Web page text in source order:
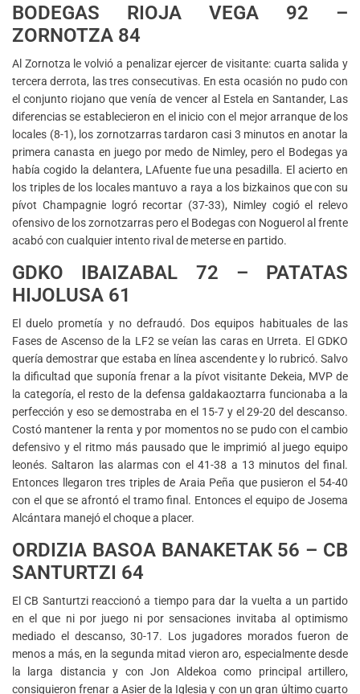
BODEGAS RIOJA VEGA 92 –
ZORNOTZA 84
Al Zornotza le volvió a penalizar ejercer de visitante: cuarta salida y
tercera derrota, las tres consecutivas. En esta ocasión no pudo con
el conjunto riojano que venía de vencer al Estela en Santander, Las
diferencias se establecieron en el inicio con el mejor arranque de los
locales (8-1), los zornotzarras tardaron casi 3 minutos en anotar la
primera canasta en juego por medo de Nimley, pero el Bodegas ya
había cogido la delantera, LAfuente fue una pesadilla. El acierto en
los triples de los locales mantuvo a raya a los bizkainos que con su
pívot Champagnie logró recortar (37-33), Nimley cogió el relevo
ofensivo de los zornotzarras pero el Bodegas con Noguerol al frente
acabó con cualquier intento rival de meterse en partido.
GDKO IBAIZABAL 72 – PATATAS
HIJOLUSA 61
El duelo prometía y no defraudó. Dos equipos habituales de las
Fases de Ascenso de la LF2 se veían las caras en Urreta. El GDKO
quería demostrar que estaba en línea ascendente y lo rubricó. Salvo
la dificultad que suponía frenar a la pívot visitante Dekeia, MVP de
la categoría, el resto de la defensa galdakaoztarra funcionaba a la
perfección y eso se demostraba en el 15-7 y el 29-20 del descanso.
Costó mantener la renta y por momentos no se pudo con el cambio
defensivo y el ritmo más pausado que le imprimió al juego equipo
leonés. Saltaron las alarmas con el 41-38 a 13 minutos del final.
Entonces llegaron tres triples de Araia Peña que pusieron el 54-40
con el que se afrontó el tramo final. Entonces el equipo de Josema
Alcántara manejó el choque a placer.
ORDIZIA BASOA BANAKETAK 56 – CB
SANTURTZI 64
El CB Santurtzi reaccionó a tiempo para dar la vuelta a un partido
en el que ni por juego ni por sensaciones invitaba al optimismo
mediado el descanso, 30-17. Los jugadores morados fueron de
menos a más, en la segunda mitad vieron aro, especialmente desde
la larga distancia y con Jon Aldekoa como principal artillero,
consiguieron frenar a Asier de la Iglesia y con un gran último cuarto